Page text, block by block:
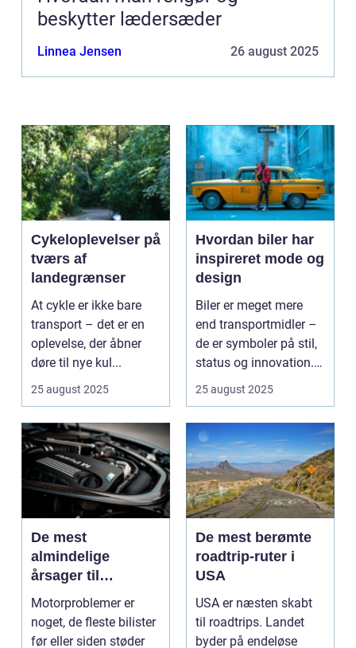
beskytter lædersæder
Linnea Jensen 26 august 2025
Cykeloplevelser på
tværs af
landegrænser
At cykle er ikke bare
transport – det er en
oplevelse, der åbner
døre til nye kul...
25 august 2025
Hvordan biler har
inspireret mode og
design
Biler er meget mere
end transportmidler –
de er symboler på stil,
status og innovation.
...
25 august 2025
De mest
almindelige
årsager til
motorproblemer
Motorproblemer er
noget, de fleste bilister
før eller siden støder
De mest berømte
roadtrip-ruter i
USA
USA er næsten skabt
til roadtrips. Landet
byder på endeløse